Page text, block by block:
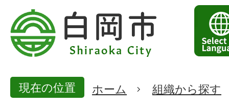
現在の位置 ホーム 組織から探す